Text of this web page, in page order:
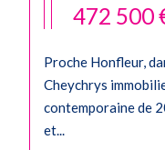
472 500
Proche Honfleur,
Cheychrys
contemporaine de
et...